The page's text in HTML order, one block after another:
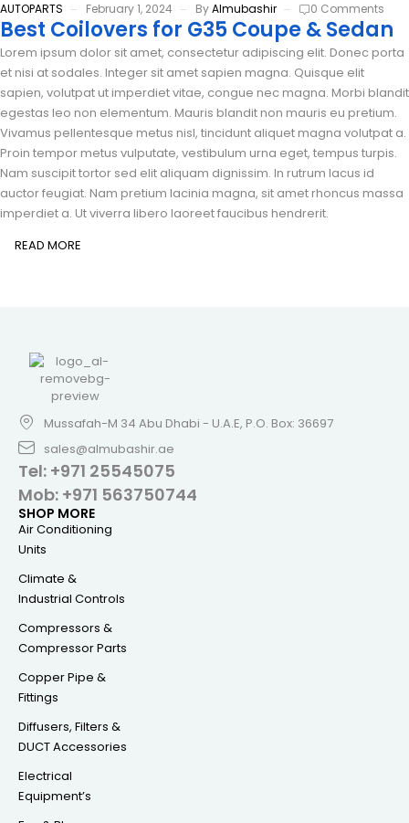
AUTOPARTS February 1, 2024 ByAlmubashir 0 Comments
Best Coilovers for G35 Coupe & Sedan
Lorem ipsum dolor sit amet, consectetur adipiscing elit. Donec porta
et nisi at sodales. Integer sit amet sapien magna. Quisque elit
sapien, volutpat ut imperdiet vitae, congue nec magna. Morbi blandit
egestas leo non elementum. Mauris blandit non mauris eu pretium.
Vivamus pellentesque metus nisl, tincidunt aliquet magna volutpat a.
Proin tempor metus vulputate, vestibulum urna eget, tempus turpis.
Nam suscipit tortor sed elit aliquam dignissim. In rutrum lacus id
auctor feugiat. Nam pretium lacinia magna, sit amet rhoncus massa
imperdiet a. Ut viverra libero laoreet faucibus hendrerit.
READ MORE
Mussafah-M 34 Abu Dhabi - U.A.E, P.O. Box: 36697
sales@almubashir.ae
Tel: +971 25545075
Mob: +971 563750744
SHOP MORE
Air Conditioning
Units
Climate &
Industrial Controls
Compressors &
Compressor Parts
Copper Pipe &
Fittings
Diffusers, Filters &
DUCT Accessories
Electrical
Equipment’s